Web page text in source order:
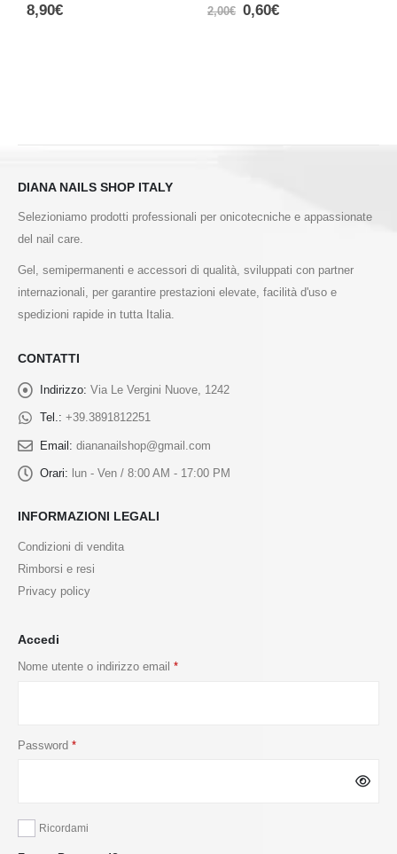
8,90€
2,00€ 0,60€
DIANA NAILS SHOP ITALY
Selezioniamo prodotti professionali per onicotecniche e appassionate
del nail care.
Gel, semipermanenti e accessori di qualità, sviluppati con partner
internazionali, per garantire prestazioni elevate, facilità d'uso e
spedizioni rapide in tutta Italia.
CONTATTI
Indirizzo: Via Le Vergini Nuove, 1242
Tel.: +39.3891812251
Email: diananailshop@gmail.com
Orari: lun - Ven / 8:00 AM - 17:00 PM
INFORMAZIONI LEGALI
Condizioni di vendita
Rimborsi e resi
Privacy policy
Accedi
Nome utente o indirizzo email *
Password *
Ricordami